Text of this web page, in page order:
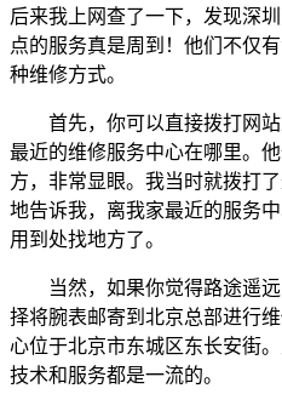
后来我上网查了一下，发现深
点的服务真是周到！他们不仅
种维修方式。
首先，你可以直接拨打网
最近的维修服务中心在哪里。
方，非常显眼。我当时就拨打
地告诉我，离我家最近的服务
用到处找地方了。
当然，如果你觉得路途遥
择将腕表邮寄到北京总部进行
心位于北京市东城区东长安街
技术和服务都是一流的。